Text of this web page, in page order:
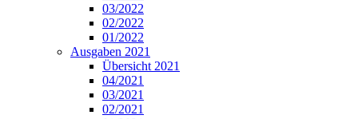
03/2022
02/2022
01/2022
Ausgaben 2021
Übersicht 2021
04/2021
03/2021
02/2021